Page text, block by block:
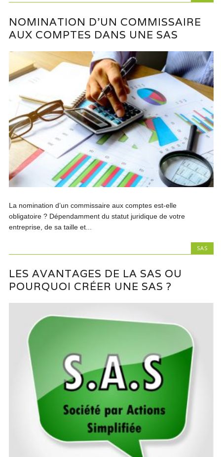
NOMINATION D’UN COMMISSAIRE
AUX COMPTES DANS UNE SAS
La nomination d’un commissaire aux comptes est-elle
obligatoire ? Dépendamment du statut juridique de votre
entreprise, de sa taille et...
SAS
LES AVANTAGES DE LA SAS OU
POURQUOI CRÉER UNE SAS ?